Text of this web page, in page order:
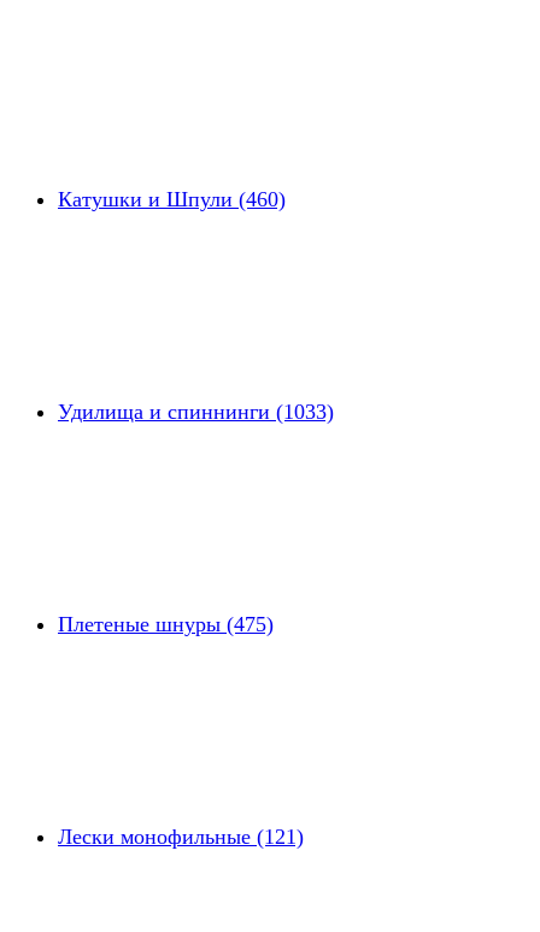
Катушки и Шпули (460)
Удилища и спиннинги (1033)
Плетеные шнуры (475)
Лески монофильные (121)